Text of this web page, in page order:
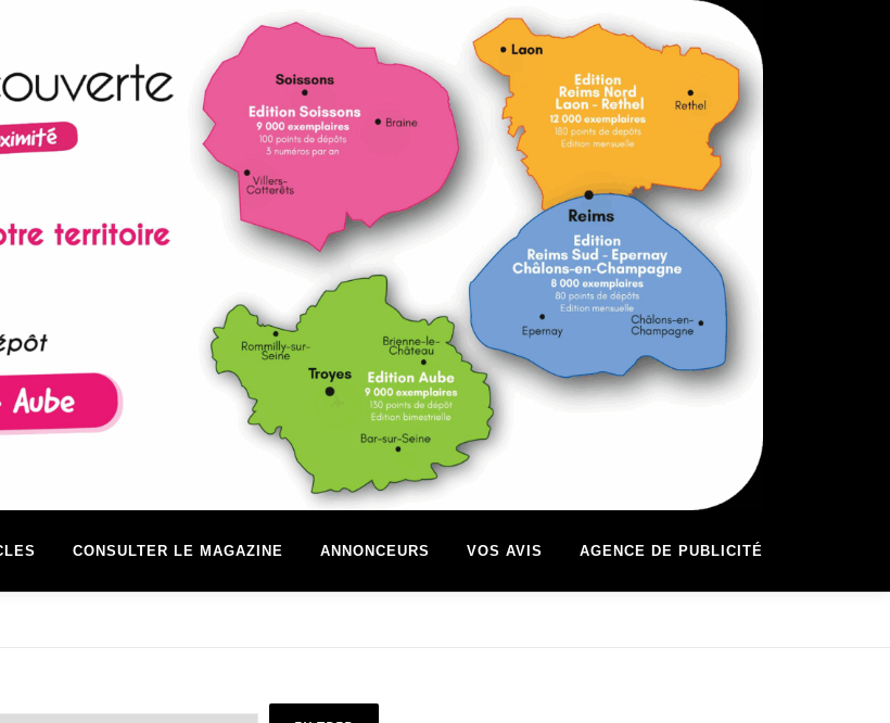
CONSULTER LE MAGAZINE ANNONCEURS VOS AVIS AGENCE DE PUBLICITÉ